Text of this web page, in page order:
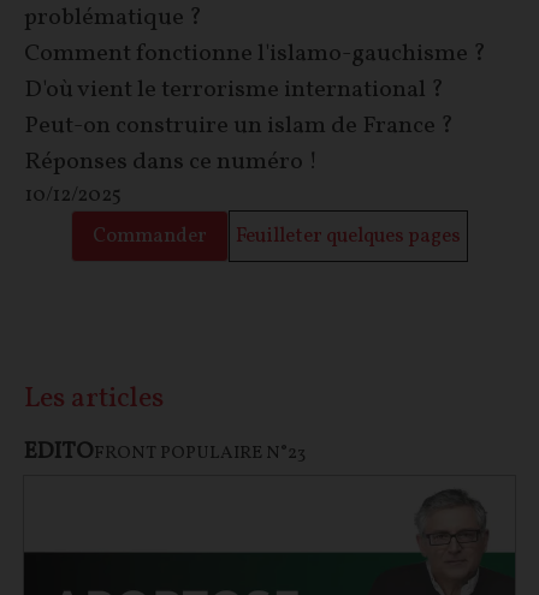
problématique ?
Comment fonctionne l'islamo-gauchisme ?
D'où vient le terrorisme international ?
Peut-on construire un islam de France ?
Réponses dans ce numéro !
10/12/2025
Commander
Feuilleter quelques pages
Les articles
EDITOFRONT POPULAIRE N°23